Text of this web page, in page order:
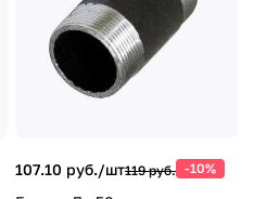
107.10 руб./шт119 руб. -10%